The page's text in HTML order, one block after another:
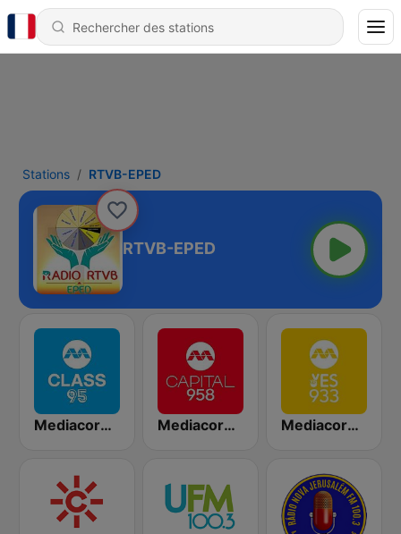
Stations RTVB-EPED
RTVB-EPED
Mediacorp CLASS 95 Mediacorp CAPITAL 958 Mediacorp YES 933